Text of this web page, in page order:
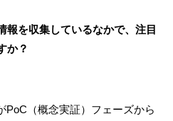
を収集しているなかで、注目
か？
PoC（概念実証）フェーズから